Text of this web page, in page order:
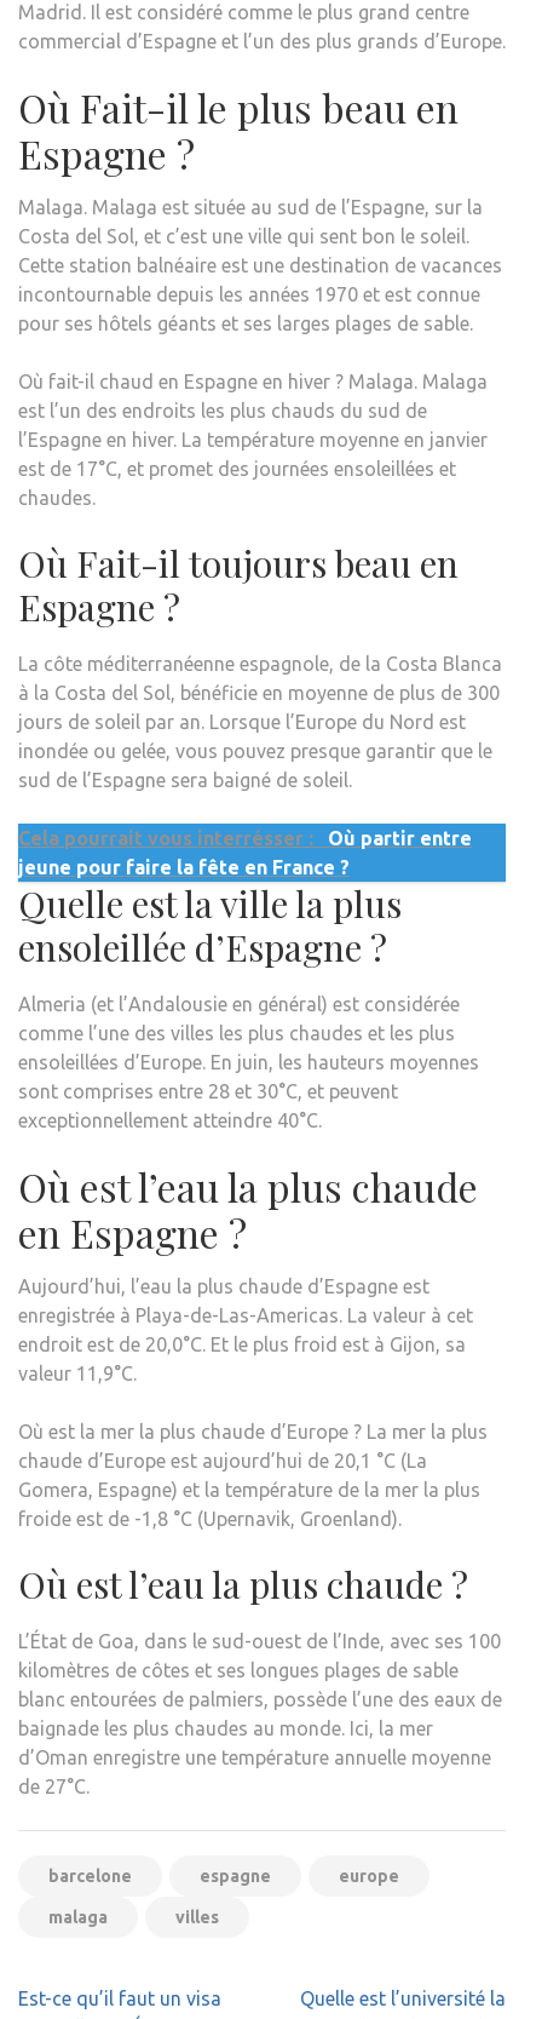
Madrid. Il est considéré comme le plus grand centre
commercial d’Espagne et l’un des plus grands d’Europe.
Où Fait-il le plus beau en
Espagne ?
Malaga. Malaga est située au sud de l’Espagne, sur la
Costa del Sol, et c’est une ville qui sent bon le soleil.
Cette station balnéaire est une destination de vacances
incontournable depuis les années 1970 et est connue
pour ses hôtels géants et ses larges plages de sable.
Où fait-il chaud en Espagne en hiver ? Malaga. Malaga
est l’un des endroits les plus chauds du sud de
l’Espagne en hiver. La température moyenne en janvier
est de 17°C, et promet des journées ensoleillées et
chaudes.
Où Fait-il toujours beau en
Espagne ?
La côte méditerranéenne espagnole, de la Costa Blanca
à la Costa del Sol, bénéficie en moyenne de plus de 300
jours de soleil par an. Lorsque l’Europe du Nord est
inondée ou gelée, vous pouvez presque garantir que le
sud de l’Espagne sera baigné de soleil.
Cela pourrait vous interrésser :
Où partir entre
jeune pour faire la fête en France ?
Quelle est la ville la plus
ensoleillée d’Espagne ?
Almeria (et l’Andalousie en général) est considérée
comme l’une des villes les plus chaudes et les plus
ensoleillées d’Europe. En juin, les hauteurs moyennes
sont comprises entre 28 et 30°C, et peuvent
exceptionnellement atteindre 40°C.
Où est l’eau la plus chaude
en Espagne ?
Aujourd’hui, l’eau la plus chaude d’Espagne est
enregistrée à Playa-de-Las-Americas. La valeur à cet
endroit est de 20,0°C. Et le plus froid est à Gijon, sa
valeur 11,9°C.
Où est la mer la plus chaude d’Europe ? La mer la plus
chaude d’Europe est aujourd’hui de 20,1 °C (La
Gomera, Espagne) et la température de la mer la plus
froide est de -1,8 °C (Upernavik, Groenland).
Où est l’eau la plus chaude ?
L’État de Goa, dans le sud-ouest de l’Inde, avec ses 100
kilomètres de côtes et ses longues plages de sable
blanc entourées de palmiers, possède l’une des eaux de
baignade les plus chaudes au monde. Ici, la mer
d’Oman enregistre une température annuelle moyenne
de 27°C.
barcelone espagne europe
malaga villes
Navigation
Est-ce qu’il faut un visa
Quelle est l’université la